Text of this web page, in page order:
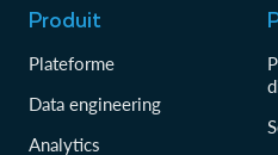
Produit
Plateforme
Data engineering
Analytics